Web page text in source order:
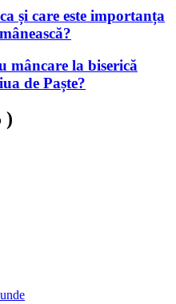
și care este importanța
mâncare la biserică
de Paște?
)